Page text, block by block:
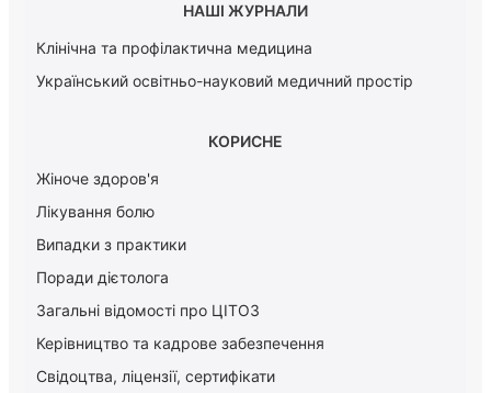
НАШІ ЖУРНАЛИ
Клінічна та профілактична медицина
Український освітньо-науковий медичний простір
КОРИСНЕ
Жіноче здоров'я
Лікування болю
Випадки з практики
Поради дієтолога
Загальні відомості про ЦІТОЗ
Керiвництво та кадрове забезпечення
Свідоцтва, ліцензії, сертифікати